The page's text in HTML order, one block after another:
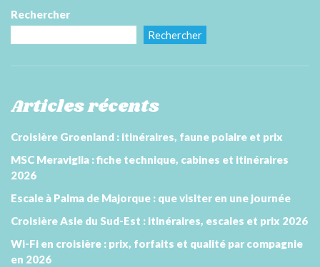
Rechercher
Rechercher
Articles récents
Croisière Groenland : itinéraires, faune polaire et prix
MSC Meraviglia : fiche technique, cabines et itinéraires
2026
Escale à Palma de Majorque : que visiter en une journée
Croisière Asie du Sud-Est : itinéraires, escales et prix 2026
Wi-Fi en croisière : prix, forfaits et qualité par compagnie
en 2026